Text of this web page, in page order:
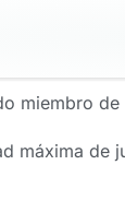
miembro de
máxima de